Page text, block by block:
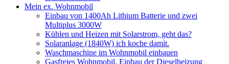
Mein ex. Wohnmobil
Einbau von 1400Ah Lithium Batterie und zwei
Multiplus 3000W
Kühlen und Heizen mit Solarstrom, geht das?
Solaranlage (1840W) ich koche damit.
Waschmaschine im Wohnmobil einbauen
Gasfreies Wohnmobil, Einbau der Dieselheizung